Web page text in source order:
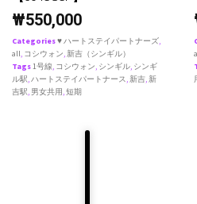
₩550,000
Categories♥ ハートステイパートナーズ,
all, コシウォン,新吉（シンギル）
Tags1号線, コシウォン, シンギル, シンギ
ル駅,ハートステイパートナース,新吉,新
吉駅, 男女共用,短期